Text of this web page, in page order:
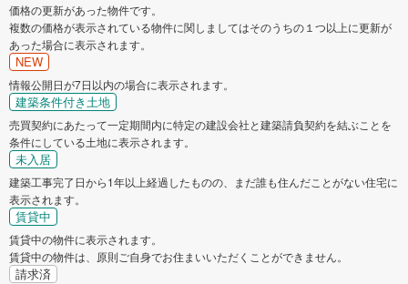
価格の更新があった物件です。
複数の価格が表示されている物件に関しましてはそのうちの１つ以上に更新が
あった場合に表示されます。
NEW
情報公開日が7日以内の場合に表示されます。
建築条件付き土地
売買契約にあたって一定期間内に特定の建設会社と建築請負契約を結ぶことを
条件にしている土地に表示されます。
未入居
建築工事完了日から1年以上経過したものの、まだ誰も住んだことがない住宅に
表示されます。
賃貸中
賃貸中の物件に表示されます。
賃貸中の物件は、原則ご自身でお住まいいただくことができません。
請求済